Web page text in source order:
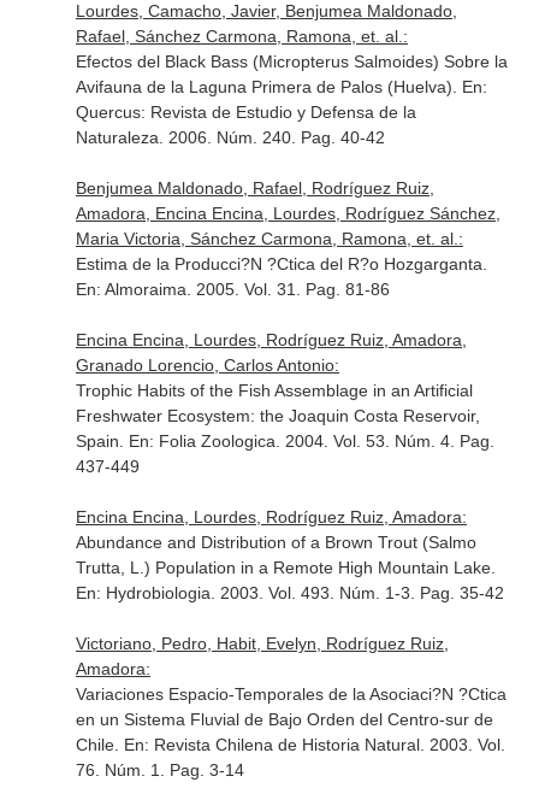
Lourdes, Camacho, Javier, Benjumea Maldonado,
Rafael, Sánchez Carmona, Ramona, et. al.:
Efectos del Black Bass (Micropterus Salmoides) Sobre la
Avifauna de la Laguna Primera de Palos (Huelva). En:
Quercus: Revista de Estudio y Defensa de la
Naturaleza . 2006. Núm. 240. Pag. 40-42
Benjumea Maldonado, Rafael, Rodríguez Ruiz,
Amadora, Encina Encina, Lourdes, Rodríguez Sánchez,
Maria Victoria, Sánchez Carmona, Ramona, et. al.:
Estima de la Producci?N ?Ctica del R?o Hozgarganta.
En: Almoraima . 2005. Vol. 31. Pag. 81-86
Encina Encina, Lourdes, Rodríguez Ruiz, Amadora,
Granado Lorencio, Carlos Antonio:
Trophic Habits of the Fish Assemblage in an Artificial
Freshwater Ecosystem: the Joaquin Costa Reservoir,
Spain. En: Folia Zoologica . 2004. Vol. 53. Núm. 4. Pag.
437-449
Encina Encina, Lourdes, Rodríguez Ruiz, Amadora:
Abundance and Distribution of a Brown Trout (Salmo
Trutta, L.) Population in a Remote High Mountain Lake.
En: Hydrobiologia . 2003. Vol. 493. Núm. 1-3. Pag. 35-42
Victoriano, Pedro, Habit, Evelyn, Rodríguez Ruiz,
Amadora:
Variaciones Espacio-Temporales de la Asociaci?N ?Ctica
en un Sistema Fluvial de Bajo Orden del Centro-sur de
Chile. En: Revista Chilena de Historia Natural. 2003. Vol.
76. Núm. 1. Pag. 3-14